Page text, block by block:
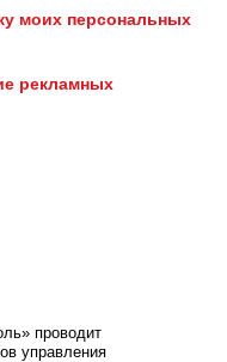
моих персональных
рекламных
проводит
управления